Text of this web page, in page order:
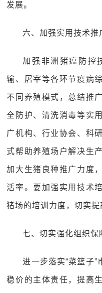
发展。
六、加强实用技术推
加强非洲猪瘟防控
输、屠宰等各环节疫病
不同养殖模式，总结推
全防护、清洗消毒等实
广机构、行业协会、科
式帮助养殖场户解决生
加大生猪良种推广力度
活率。要加强实用技术
猪场的培训力度，切实提
七、切实强化组织保
进一步落实“菜篮子
稳价的主体责任，提高